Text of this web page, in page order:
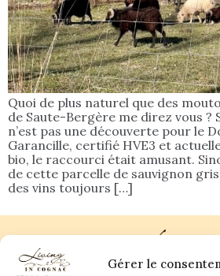
Gérer le
Quoi de plus naturel que des
de Saute-Bergère me direz vous ?
n’est pas une découverte pour le
Garancille, certifié HVE3 et
bio, le raccourci était amusant.
de cette parcelle de sauvignon
des vins toujours […]